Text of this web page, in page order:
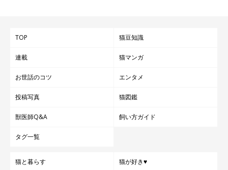
TOP 猫豆知識
連載 猫マンガ
お世話のコツ エンタメ
投稿写真 猫図鑑
獣医師Q&A 飼い方ガイド
タグ一覧
猫と暮らす 猫が好き♥